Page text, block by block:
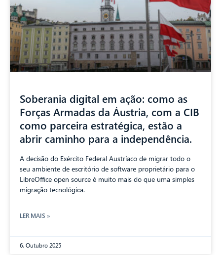
Soberania digital em ação: como as
Forças Armadas da Áustria, com a CIB
como parceira estratégica, estão a
abrir caminho para a independência.
A decisão do Exército Federal Austríaco de migrar todo o
seu ambiente de escritório de software proprietário para o
LibreOffice open source é muito mais do que uma simples
migração tecnológica.
LER MAIS »
6. Outubro 2025